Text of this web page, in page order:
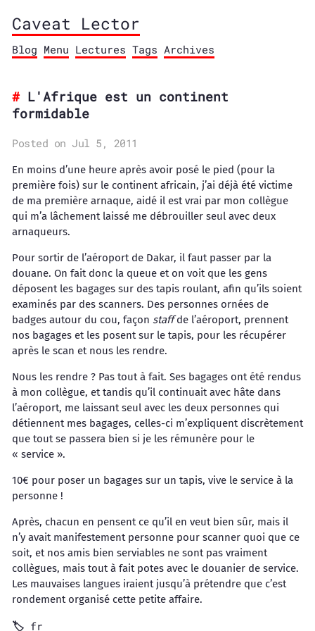
Caveat Lector
Blog Menu Lectures Tags Archives
L'Afrique est un continent
formidable
Posted on Jul 5, 2011
En moins d’une heure après avoir posé le pied (pour la
première fois) sur le continent africain, j’ai déjà été victime
de ma première arnaque, aidé il est vrai par mon collègue
qui m’a lâchement laissé me débrouiller seul avec deux
arnaqueurs.
Pour sortir de l’aéroport de Dakar, il faut passer par la
douane. On fait donc la queue et on voit que les gens
déposent les bagages sur des tapis roulant, afin qu’ils soient
examinés par des scanners. Des personnes ornées de
badges autour du cou, façon staffde l’aéroport, prennent
nos bagages et les posent sur le tapis, pour les récupérer
après le scan et nous les rendre.
Nous les rendre ? Pas tout à fait. Ses bagages ont été rendus
à mon collègue, et tandis qu’il continuait avec hâte dans
l’aéroport, me laissant seul avec les deux personnes qui
détiennent mes bagages, celles-ci m’expliquent discrètement
que tout se passera bien si je les rémunère pour le
« service ».
10€ pour poser un bagages sur un tapis, vive le service à la
personne !
Après, chacun en pensent ce qu’il en veut bien sûr, mais il
n’y avait manifestement personne pour scanner quoi que ce
soit, et nos amis bien serviables ne sont pas vraiment
collègues, mais tout à fait potes avec le douanier de service.
Les mauvaises langues iraient jusqu’à prétendre que c’est
rondement organisé cette petite affaire.
fr